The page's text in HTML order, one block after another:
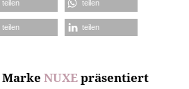
teilen teilen
teilen teilen
NUXEpräsentiert